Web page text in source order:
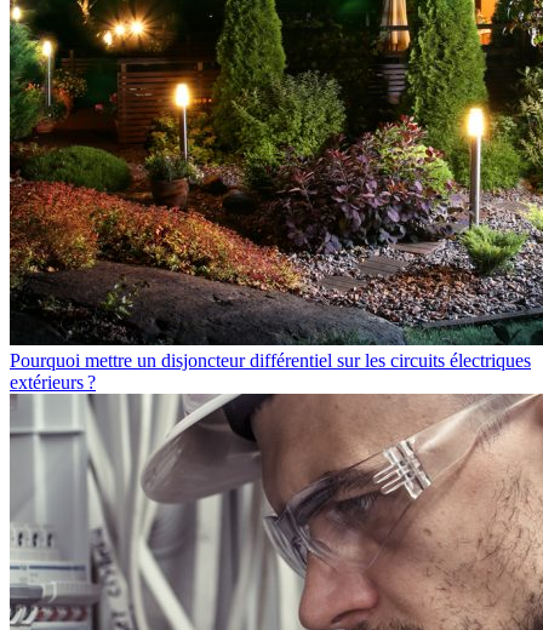
Pourquoi mettre un disjoncteur différentiel sur les circuits électriques
extérieurs ?